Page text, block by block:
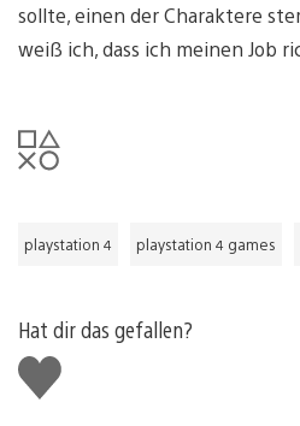
sollte, einen der Charaktere
weiß ich, dass ich meinen Job
playstation 4 playstation 4 games
Hat dir das gefallen?
Gefällt
mir